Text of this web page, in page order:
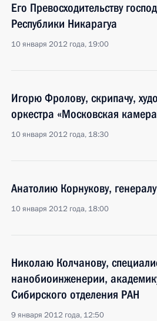
Его Превосходительству
Республики Никарагуа
10 января 2012 года, 19:00
Игорю Фролову, скрипачу,
оркестра «Московская
10 января 2012 года, 18:30
Анатолию Корнукову,
10 января 2012 года, 18:00
Николаю Колчанову,
нанобиоинженерии,
Сибирского отделения РАН
9 января 2012 года, 12:50